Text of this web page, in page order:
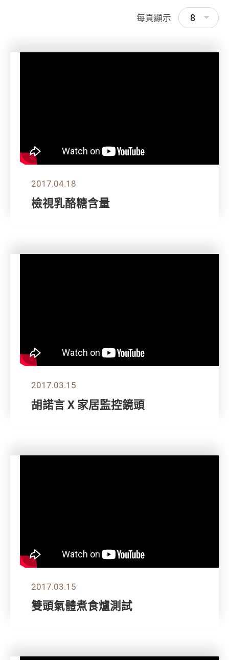
每頁顯示 8
2017.04.18
檢視乳酪糖含量
2017.03.15
胡諾言 X 家居監控鏡頭
2017.03.15
雙頭氣體煮食爐測試